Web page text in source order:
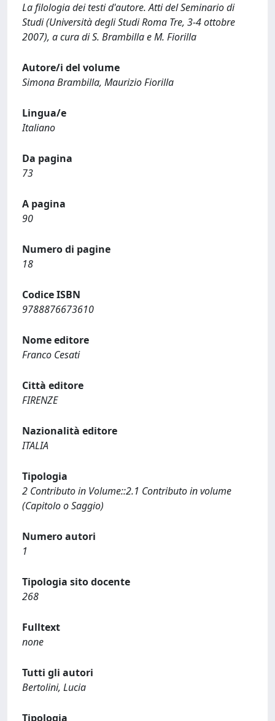
La filologia dei testi d'autore. Atti del Seminario di
Studi (Università degli Studi Roma Tre, 3-4 ottobre
2007), a cura di S. Brambilla e M. Fiorilla
Autore/i del volume
Simona Brambilla, Maurizio Fiorilla
Lingua/e
Italiano
Da pagina
73
A pagina
90
Numero di pagine
18
Codice ISBN
9788876673610
Nome editore
Franco Cesati
Città editore
FIRENZE
Nazionalità editore
ITALIA
Tipologia
2 Contributo in Volume::2.1 Contributo in volume
(Capitolo o Saggio)
Numero autori
1
Tipologia sito docente
268
Fulltext
none
Tutti gli autori
Bertolini, Lucia
Tipologia